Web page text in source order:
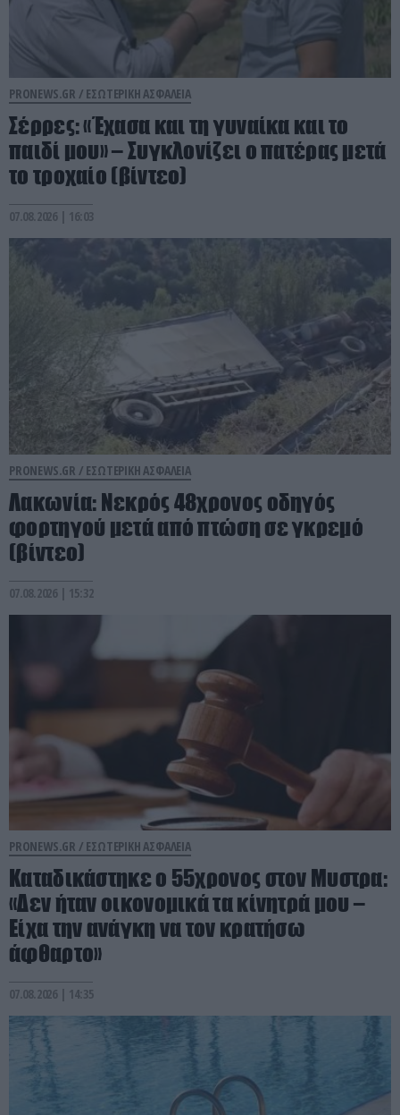
PRONEWS.GR / ΕΣΩΤΕΡΙΚΗ ΑΣΦΑΛΕΙΑ
Σέρρες: «Έχασα και τη γυναίκα και το
παιδί μου» – Συγκλονίζει ο πατέρας μετά
το τροχαίο (βίντεο)
07.08.2026 | 16:03
PRONEWS.GR / ΕΣΩΤΕΡΙΚΗ ΑΣΦΑΛΕΙΑ
Λακωνία: Νεκρός 48χρονος οδηγός
φορτηγού μετά από πτώση σε γκρεμό
(βίντεο)
07.08.2026 | 15:32
PRONEWS.GR / ΕΣΩΤΕΡΙΚΗ ΑΣΦΑΛΕΙΑ
Καταδικάστηκε ο 55χρονος στον Μυστρα:
«Δεν ήταν οικονομικά τα κίνητρά μου –
Είχα την ανάγκη να τον κρατήσω
άφθαρτο»
07.08.2026 | 14:35